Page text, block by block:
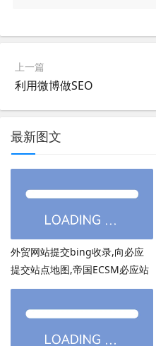
上一篇
利用微博做SEO
最新图文
外贸网站提交bing收录,向必应
提交站点地图,帝国ECSM必应站
点图sitemap提交